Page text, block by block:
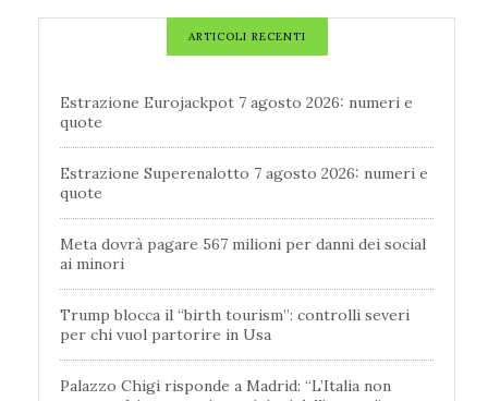
ARTICOLI RECENTI
Estrazione Eurojackpot 7 agosto 2026: numeri e
quote
Estrazione Superenalotto 7 agosto 2026: numeri e
quote
Meta dovrà pagare 567 milioni per danni dei social
ai minori
Trump blocca il “birth tourism”: controlli severi
per chi vuol partorire in Usa
Palazzo Chigi risponde a Madrid: “L’Italia non